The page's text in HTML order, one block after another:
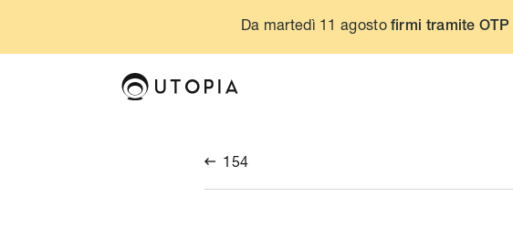
Da martedì 11 agostofirmi tramite OTP
 154